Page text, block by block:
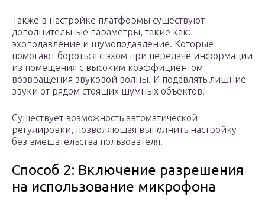
Также в настройке платформы существуют
дополнительные параметры, такие как:
эхоподавление и шумоподавление. Которые
помогают бороться с эхом при передаче информации
из помещения с высоким коэффициентом
возвращения звуковой волны. И подавлять лишние
звуки от рядом стоящих шумных объектов.
Существует возможность автоматической
регулировки, позволяющая выполнить настройку
без вмешательства пользователя.
Способ 2: Включение разрешения
на использование микрофона